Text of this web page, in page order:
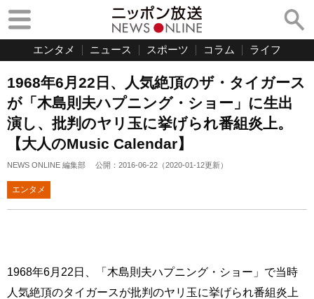
エンタメ ニュース スポーツ コラム ライフ
1968年6月22日、人気絶頂のザ・タイガース
が「木島則夫ハプニング・ショー」に生出
演し、批判のヤリ玉に挙げられ番組炎上。
【大人のMusic Calendar】
NEWS ONLINE 編集部 公開： 2016-06-22 （2020-01-12更新）
エンタメ
1968年6月22日、「木島則夫ハプニング・ショー」で当時
人気絶頂のタイガースが批判のヤリ玉に挙げられ番組炎上